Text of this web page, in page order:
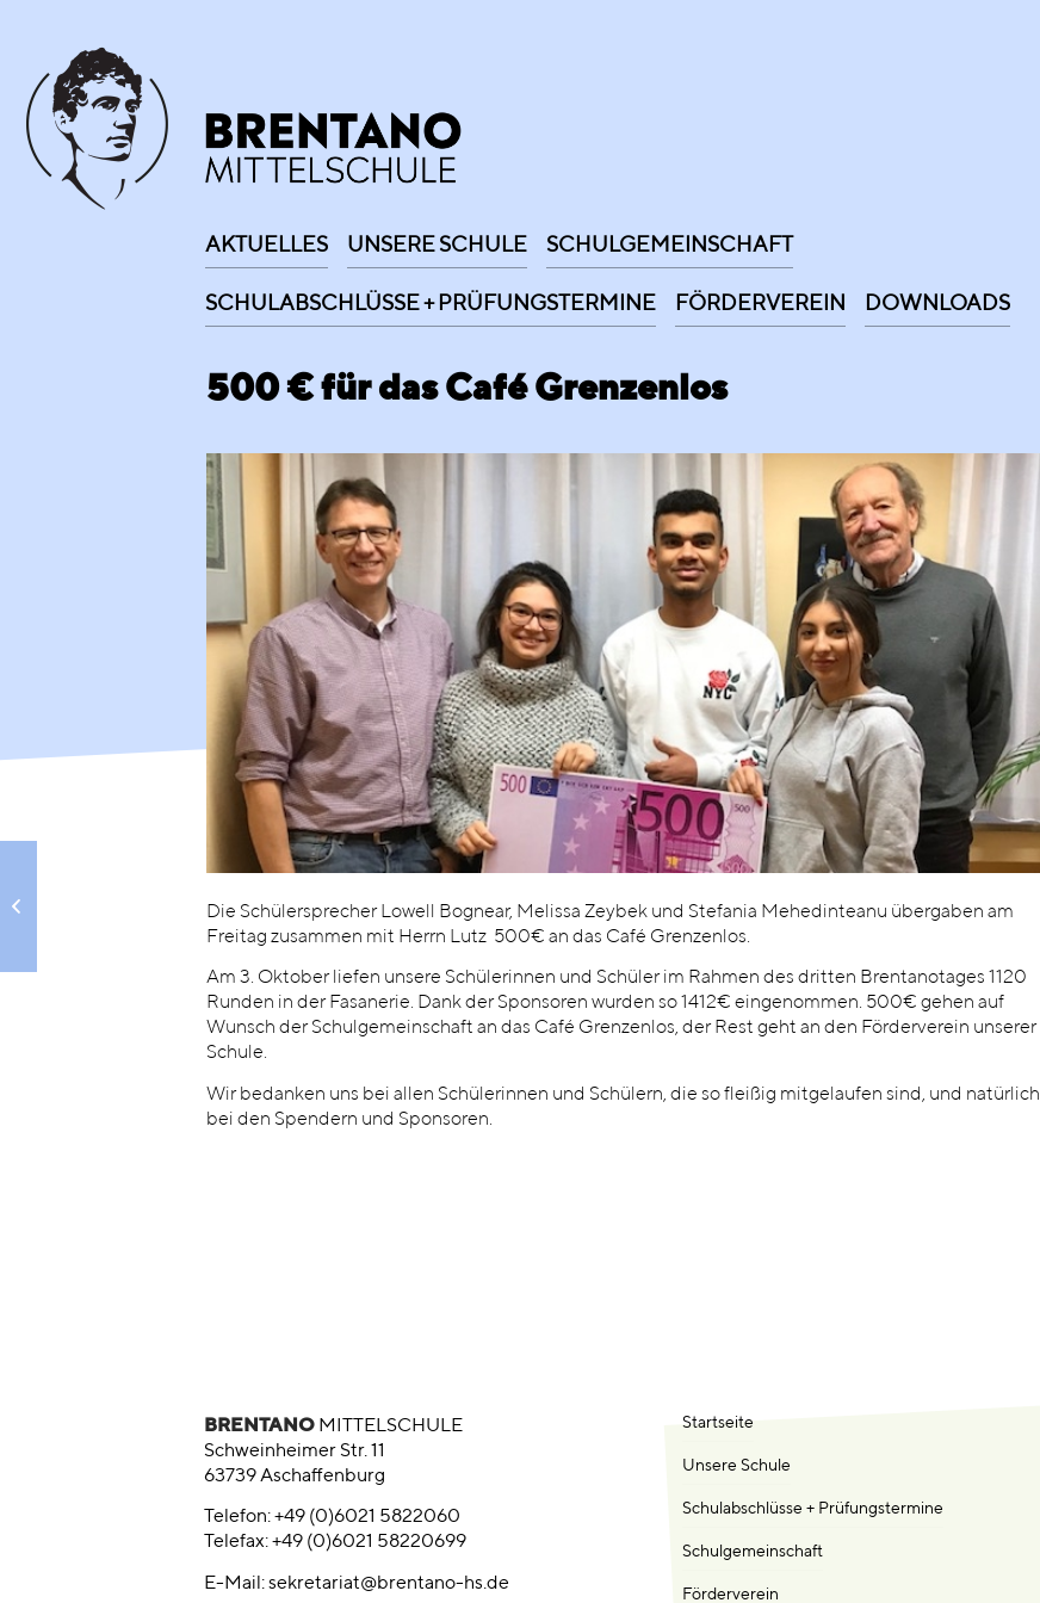
AKTUELLES UNSERE SCHULE SCHULGEMEINSCHAFT
SCHULABSCHLÜSSE + PRÜFUNGSTERMINE FÖRDERVEREIN DOWNLOADS
500 € für das Café Grenzenlos
Die Schülersprecher Lowell Bognear, Melissa Zeybek und Stefania Mehedinteanu übergaben am
Freitag zusammen mit Herrn Lutz 500€ an das Café Grenzenlos.
Am 3. Oktober liefen unsere Schülerinnen und Schüler im Rahmen des dritten Brentanotages 1120
Runden in der Fasanerie. Dank der Sponsoren wurden so 1412€ eingenommen. 500€ gehen auf
Wunsch der Schulgemeinschaft an das Café Grenzenlos, der Rest geht an den Förderverein unserer
Schule.
Wir bedanken uns bei allen Schülerinnen und Schülern, die so fleißig mitgelaufen sind, und natürlich
bei den Spendern und Sponsoren.
BRENTANO MITTELSCHULE
Schweinheimer Str. 11
63739 Aschaffenburg
Telefon: +49 (0)6021 5822060
Telefax: +49 (0)6021 58220699
E-Mail:sekretariat@brentano-hs.de
Startseite
Unsere Schule
Schulabschlüsse + Prüfungstermine
Schulgemeinschaft
Förderverein